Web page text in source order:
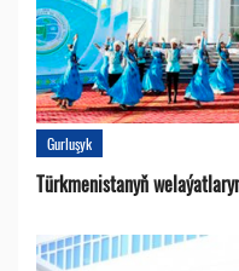
Gurluşyk
Türkmenistanyň